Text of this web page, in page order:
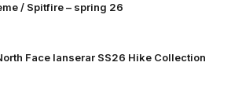
/ Spitfire – spring 26
Face lanserar SS26 Hike Collection